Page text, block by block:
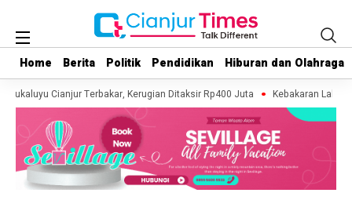
Home Berita Politik Pendidikan Hiburan dan Olahraga
Home Berita Politik Pendidikan Hiburan dan Olahraga
Cianjur Terbakar, Kerugian Ditaksir Rp400 Juta Kebakaran Lahan